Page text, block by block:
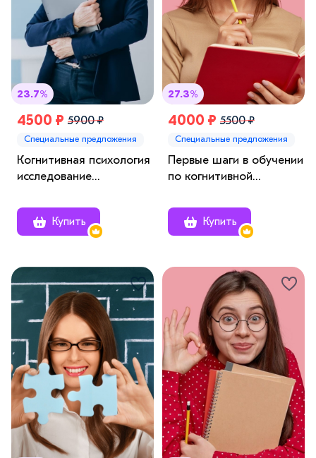
23.7%
4500 ₽ 5900 ₽
Специальные предложения
Когнитивная психология
исследование
человеческого познания
Купить
27.3%
4000 ₽ 5500 ₽
Специальные предложения
Первые шаги в обучении
по когнитивной
студентов
Купить